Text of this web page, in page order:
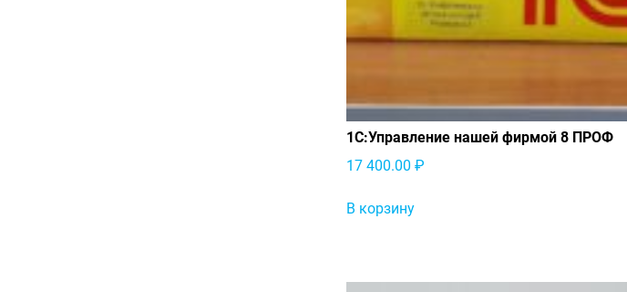
1С:Управление нашей фирмой 8 ПРОФ
17 400.00 ₽
В корзину